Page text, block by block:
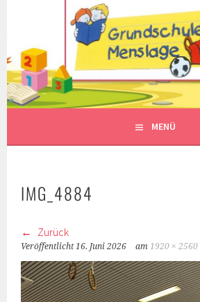
MENÜ
IMG_4884
Zurück
Veröffentlicht16. Juni 2026 am 1920 × 2560